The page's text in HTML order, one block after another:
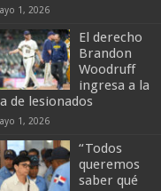
1, 2026
El derecho
Brandon
Woodruff
ingresa a la
de lesionados
1, 2026
“Todos
queremos
saber qué